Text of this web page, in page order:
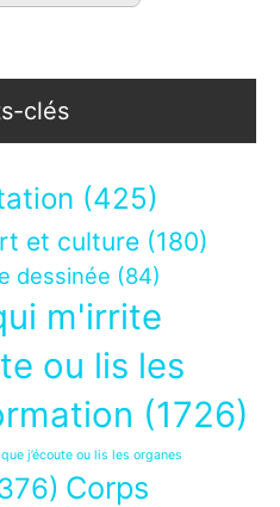
clés
(425)
et culture (180)
dessinée (84)
m'irrite
ou lis les
(1726)
j’écoute ou lis les organes
Corps